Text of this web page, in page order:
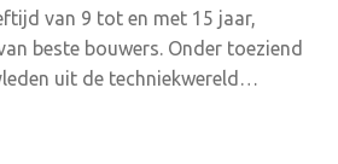
van 9 tot en met 15 jaar,
beste bouwers. Onder toeziend
uit de techniekwereld…